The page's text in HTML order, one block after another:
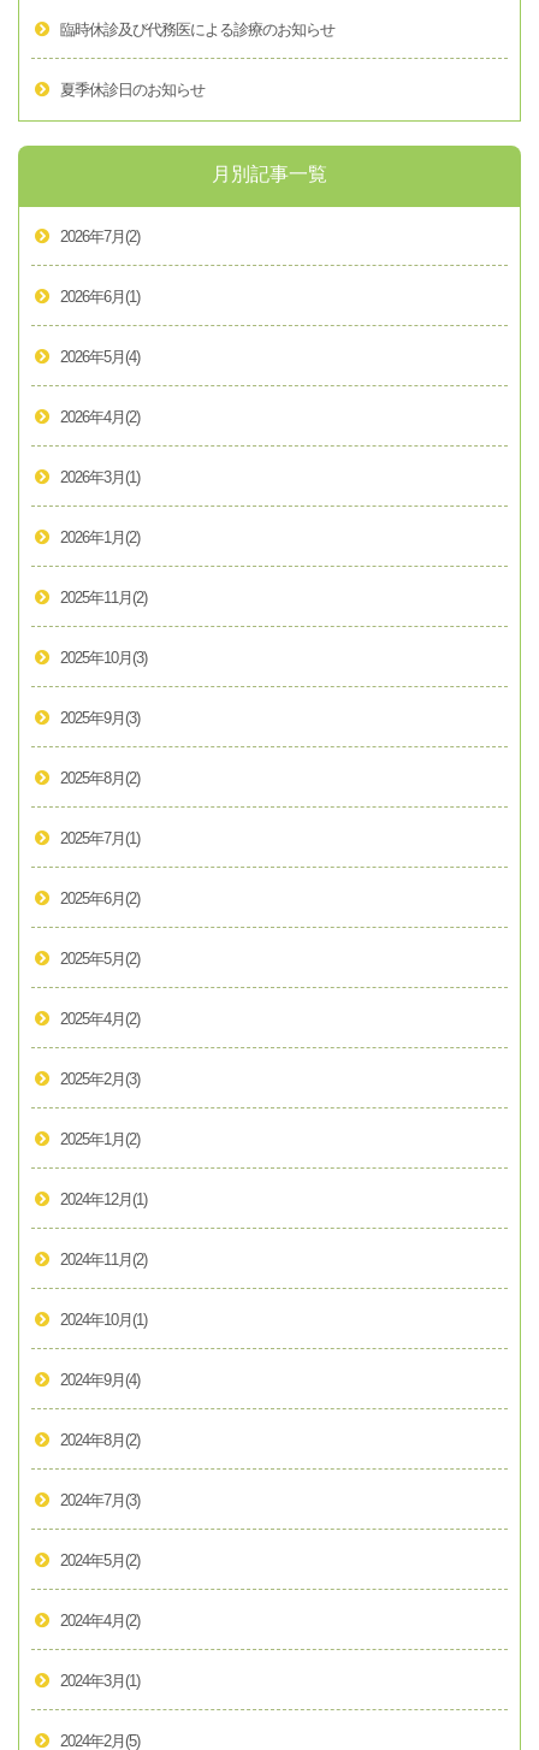
臨時休診及び代務医による診療のお知らせ
夏季休診日のお知らせ
月別記事一覧
2026年7月 (2)
2026年6月 (1)
2026年5月 (4)
2026年4月 (2)
2026年3月 (1)
2026年1月 (2)
2025年11月 (2)
2025年10月 (3)
2025年9月 (3)
2025年8月 (2)
2025年7月 (1)
2025年6月 (2)
2025年5月 (2)
2025年4月 (2)
2025年2月 (3)
2025年1月 (2)
2024年12月 (1)
2024年11月 (2)
2024年10月 (1)
2024年9月 (4)
2024年8月 (2)
2024年7月 (3)
2024年5月 (2)
2024年4月 (2)
2024年3月 (1)
2024年2月 (5)